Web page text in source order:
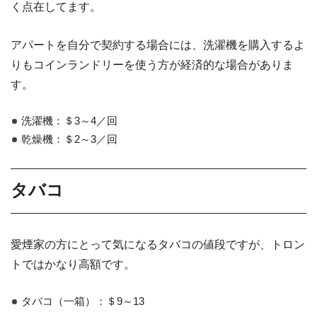
く点在してます。
アパートを自分で契約する場合には、洗濯機を購入するよ
りもコインランドリーを使う方が経済的な場合がありま
す。
洗濯機：＄3～4／回
乾燥機：＄2～3／回
タバコ
愛煙家の方にとって気になるタバコの値段ですが、トロン
トではかなり高額です。
タバコ（一箱）：＄9～13